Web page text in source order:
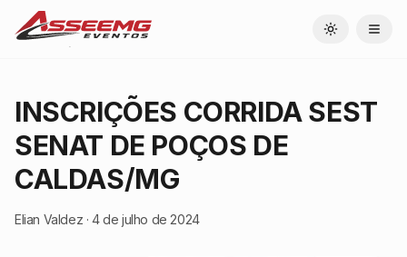
Toggle theme
INSCRIÇÕES CORRIDA SEST
SENAT DE POÇOS DE
CALDAS/MG
Elian Valdez ·4 de julho de 2024